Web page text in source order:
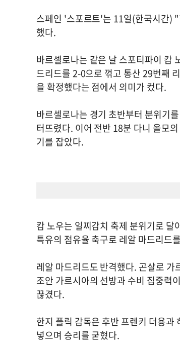
스페인 '스포르트'는 11일(한국시간)
했다.
바르셀로나는 같은 날 스포티파이 캄
드리드를 2-0으로 꺾고 통산 29번째
을 확정했다는 점에서 의미가 컸다.
바르셀로나는 경기 초반부터 분위기
터뜨렸다. 이어 전반 18분 다니 올모
기를 잡았다.
캄 노우는 일찌감치 축제 분위기로
특유의 점유율 축구로 레알 마드리드
레알 마드리드도 반격했다. 곤살로
조안 가르시아의 선방과 수비 집중력
끊겼다.
한지 플릭 감독은 후반 프렌키 더용
넣으며 승리를 굳혔다.